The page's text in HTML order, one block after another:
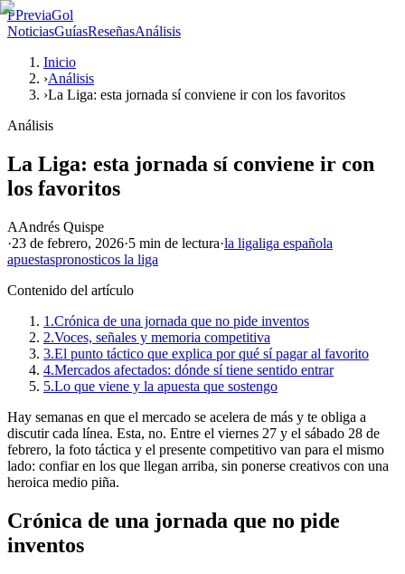
PPreviaGol
NoticiasGuíasReseñasAnálisis
Inicio
›Análisis
›La Liga: esta jornada sí conviene ir con los favoritos
Análisis
La Liga: esta jornada sí conviene ir con
los favoritos
AAndrés Quispe
·23 de febrero, 2026·5 min de lectura·la ligaliga española
apuestaspronosticos la liga
Contenido del artículo
1.Crónica de una jornada que no pide inventos
2.Voces, señales y memoria competitiva
3.El punto táctico que explica por qué sí pagar al favorito
4.Mercados afectados: dónde sí tiene sentido entrar
5.Lo que viene y la apuesta que sostengo
Hay semanas en que el mercado se acelera de más y te obliga a
discutir cada línea. Esta, no. Entre el viernes 27 y el sábado 28 de
febrero, la foto táctica y el presente competitivo van para el mismo
lado: confiar en los que llegan arriba, sin ponerse creativos con una
heroica medio piña.
Crónica de una jornada que no pide
inventos